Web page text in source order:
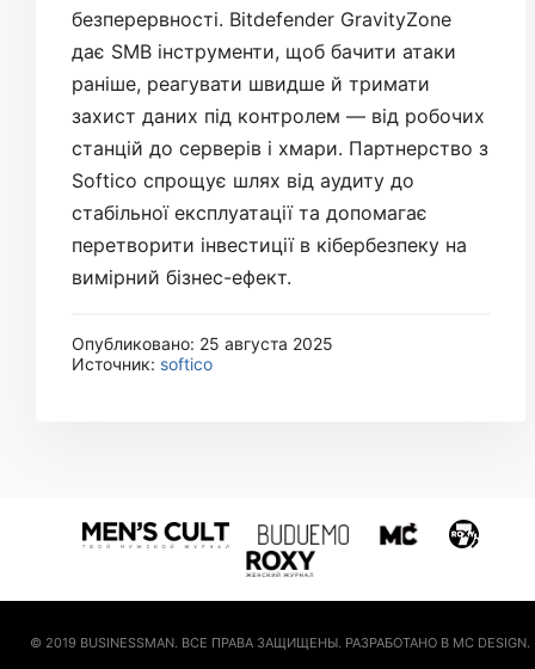
безперервності. Bitdefender GravityZone
дає SMB інструменти, щоб бачити атаки
раніше, реагувати швидше й тримати
захист даних під контролем — від робочих
станцій до серверів і хмари. Партнерство з
Softico спрощує шлях від аудиту до
стабільної експлуатації та допомагає
перетворити інвестиції в кібербезпеку на
вимірний бізнес-ефект.
Опубликовано: 25 августа 2025
Источник: softico
© 2019 BUSINESSMAN. ВСЕ ПРАВА ЗАЩИЩЕНЫ. РАЗРАБОТАНО В MC DESIGN.